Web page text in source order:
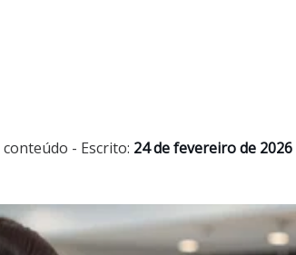
conteúdo - Escrito: 24 de fevereiro de 2026